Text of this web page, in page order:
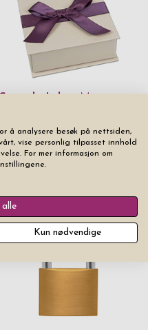
å analysere besøk på nettsiden,
vise personlig tilpasset innhold
For mer informasjon om
Kun nødvendige